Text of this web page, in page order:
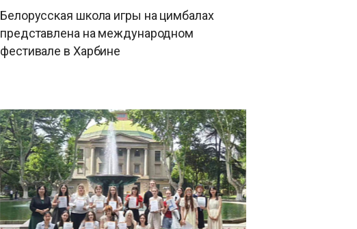
Белорусская школа игры на цимбалах
представлена на международном
фестивале в Харбине